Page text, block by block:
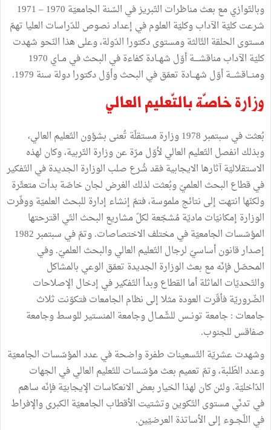
وبالتّوازي مع بعث مناظرات التّبريز في السّنة الجامعيّة 1970 – 1971
شرعت كليّة الآداب وكليّة العلوم في إعداد نصوص للدّراسات العليا تهمّ
مستوى الحلقة الثّالثة ومستوى دكتورا الدّولة، وعلى هذا النّحو شهدت
كليّة الآداب مناقشــــة أوّل شهــادة كفاءة في البحث في مــاي 1970
ومنـــاقشـــة أوّل شهـــادة تعمّق في البحث وأوّل دكتورا دولة سنة 1979.
وزارة خاصّة بالتّعليم العالي
بُعثت في سبتمبر 1978 وزارة مستقلّة تُعنى بشؤون التّعليم العالي،
وبذلك انفصل التّعليم العالي لأوّل مرّة عن وزارة التّربية، وكان لهذه
الاستقلاليّة آثارها الايجابية فقد شُرع صلب الوزارة الجديدة في التّفكير
في قطاع البحث العلميّ وبُعثت لذلك الغرض لجان خاصّة بدأت متعثّرة
ولكنّها انتهت إلى نتائج ملموسة، فتمّ إنشاء إدارة للبحث العلميّة ووفّرت
الوزارة إمكانيّات ماديّة مُشجّعة لكلّ مشاريع البحث التّي اقترحتها
المؤسّسات الجامعيّة في مختلف الاختصاصات. وتمّ في سبتمبر 1982
إصدار قانون أساسيّ لرجال التّعليم العالي والبحث العلميّ. وفي
المحصّل فإنّه مع بعث الوزارة الجديدة تعمّق الوعي بالمشاكل
والتّحديّات الماثلة أما القطاع وبدأ التّفكير في إدخال الإصلاحات
الضّروريّة فأقّرت العودة مثلا إلى نظام الجامعات فتكوّنت ثلاث
جامعات : جامعة تونــس للشّمــال وجامعة المنستير للوسط وجامعة
صفاقس للجنوب.
وشهدت عشريّة التّسعينات طفرة واضحة في عدد المؤسّسات الجامعيّة
وعدد الطّلبة، وتمّ تعميم بعث مؤسّسات للتّعليم العالي في الجهات
الدّاخليّة. ولئن كان لهذا الخيار بعض الانعكاسات الإيجابيّة فإنّه ساهم
في تدنّي مستوى التّكوين وتشتيت الأقطاب الجامعيّة الكبرى والإفراط
في اللّجــوء إلى الأساتذة العرضيّين.